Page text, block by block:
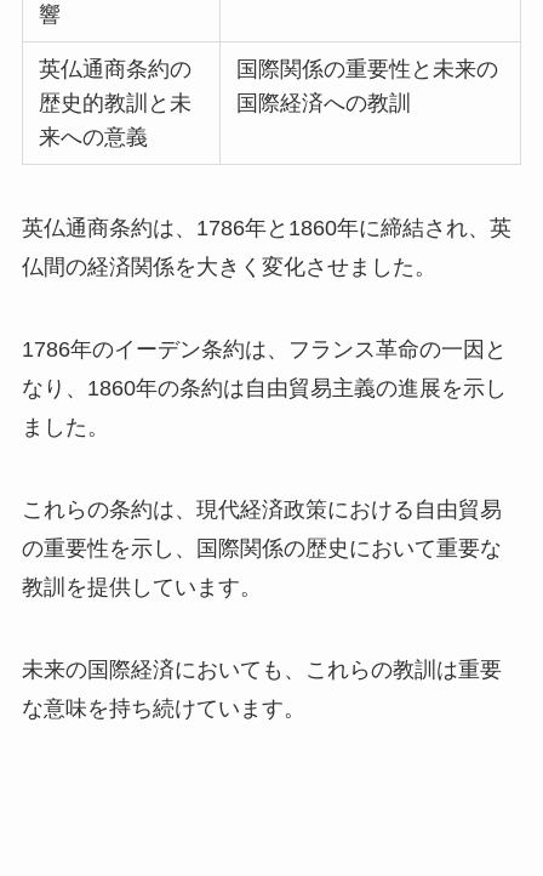
響
英仏通商条約の
歴史的教訓と未
来への意義
国際関係の重要性と未来の
国際経済への教訓
英仏通商条約は、1786年と1860年に締結され、英
仏間の経済関係を大きく変化させました。
1786年のイーデン条約は、フランス革命の一因と
なり、1860年の条約は自由貿易主義の進展を示し
ました。
これらの条約は、現代経済政策における自由貿易
の重要性を示し、国際関係の歴史において重要な
教訓を提供しています。
未来の国際経済においても、これらの教訓は重要
な意味を持ち続けています。